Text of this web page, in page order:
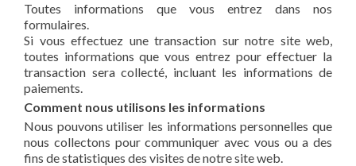
Toutes informations que vous entrez dans nos
formulaires.
Si vous effectuez une transaction sur notre site web,
toutes informations que vous entrez pour effectuer la
transaction sera collecté, incluant les informations de
paiements.
Comment nous utilisons les informations
Nous pouvons utiliser les informations personnelles que
nous collectons pour communiquer avec vous ou a des
fins de statistiques des visites de notre site web.